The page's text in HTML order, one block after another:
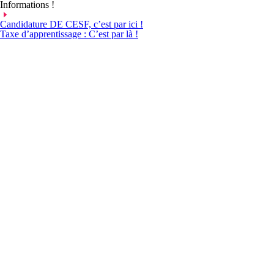
Aller
au
contenu
Informations !
Candidature DE CESF, c’est par ici !
Taxe d’apprentissage : C’est par là !